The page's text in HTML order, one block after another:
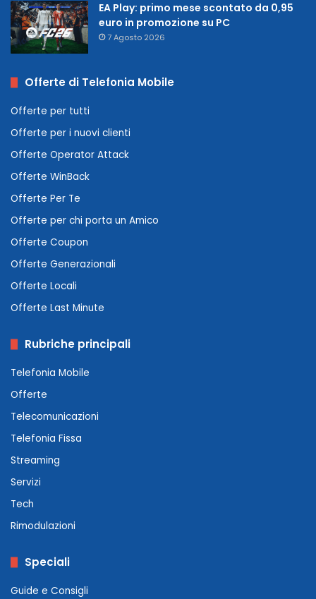
EA Play: primo mese scontato da 0,95
euro in promozione su PC
7 Agosto 2026
Offerte di Telefonia Mobile
Offerte per tutti
Offerte per i nuovi clienti
Offerte Operator Attack
Offerte WinBack
Offerte Per Te
Offerte per chi porta un Amico
Offerte Coupon
Offerte Generazionali
Offerte Locali
Offerte Last Minute
Rubriche principali
Telefonia Mobile
Offerte
Telecomunicazioni
Telefonia Fissa
Streaming
Servizi
Tech
Rimodulazioni
Speciali
Guide e Consigli